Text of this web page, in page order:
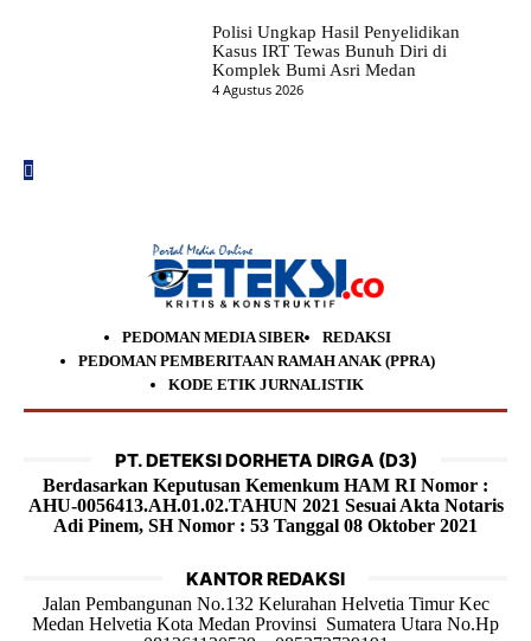
Polisi Ungkap Hasil Penyelidikan
Kasus IRT Tewas Bunuh Diri di
Komplek Bumi Asri Medan
4 Agustus 2026
PEDOMAN MEDIA SIBER
REDAKSI
PEDOMAN PEMBERITAAN RAMAH ANAK (PPRA)
KODE ETIK JURNALISTIK
PT. DETEKSI DORHETA DIRGA (D3)
Berdasarkan Keputusan Kemenkum HAM RI Nomor :
AHU-0056413.AH.01.02.TAHUN 2021 Sesuai Akta Notaris
Adi Pinem, SH Nomor : 53 Tanggal 08 Oktober 2021
KANTOR REDAKSI
Jalan Pembangunan No.132 Kelurahan Helvetia Timur Kec
Medan Helvetia Kota Medan Provinsi Sumatera Utara No.Hp